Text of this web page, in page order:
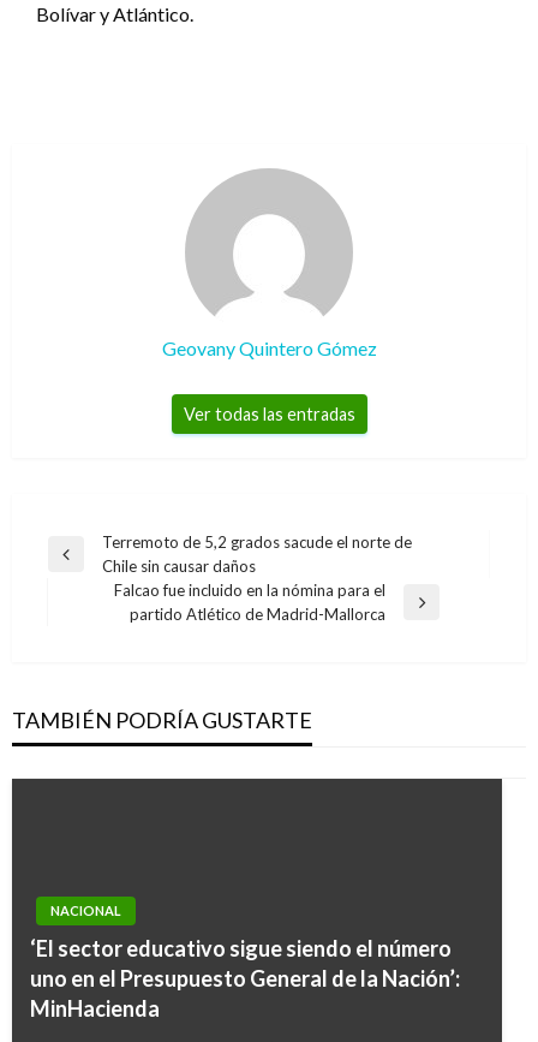
Bolívar y Atlántico.
Geovany Quintero Gómez
Ver todas las entradas
Navegación
entradas
Entrada
Terremoto de 5,2 grados sacude el norte de
Chile sin causar daños
Falcao fue incluido en la nómina para el
partido Atlético de Madrid-Mallorca
TAMBIÉN PODRÍA GUSTARTE
NACIONAL
‘El sector educativo sigue siendo el número
uno en el Presupuesto General de la Nación’:
MinHacienda